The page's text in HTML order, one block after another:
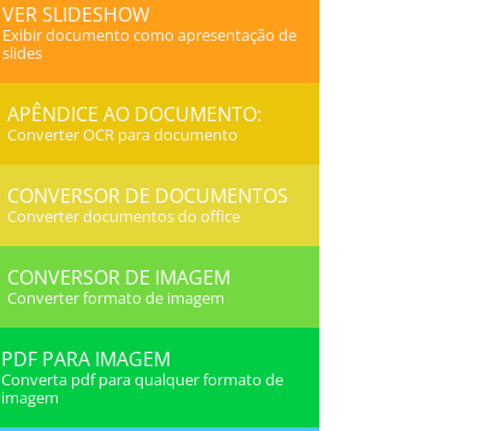
VER SLIDESHOW
Exibir documento como apresentação de
slides
APÊNDICE AO DOCUMENTO:
Converter OCR para documento
CONVERSOR DE DOCUMENTOS
Converter documentos do office
CONVERSOR DE IMAGEM
Converter formato de imagem
PDF PARA IMAGEM
Converta pdf para qualquer formato de
imagem